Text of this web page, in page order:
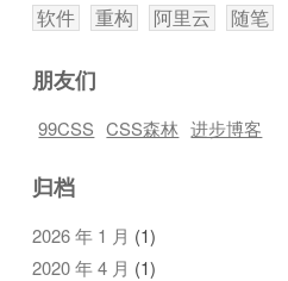
软件
重构 阿里云 随笔
朋友们
99CSS CSS森林 进步博客
归档
2026 年 1 月 (1)
2020 年 4 月 (1)